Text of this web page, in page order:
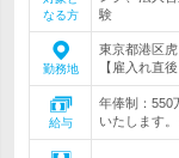
なる方
験
勤務地
東京都港区
【雇入れ直
給与
年俸制：550
いたします